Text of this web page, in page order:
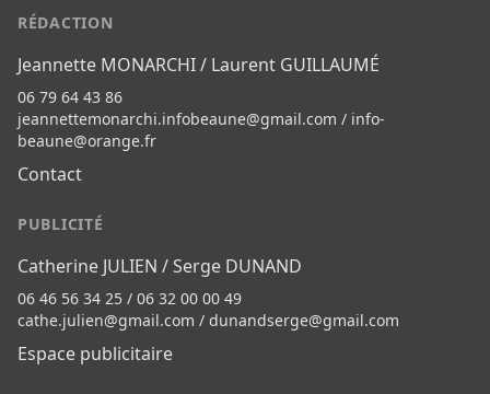
RÉDACTION
Jeannette MONARCHI / Laurent GUILLAUMÉ
06 79 64 43 86
jeannettemonarchi.infobeaune@gmail.com / info-
beaune@orange.fr
Contact
PUBLICITÉ
Catherine JULIEN / Serge DUNAND
06 46 56 34 25 / 06 32 00 00 49
cathe.julien@gmail.com / dunandserge@gmail.com
Espace publicitaire